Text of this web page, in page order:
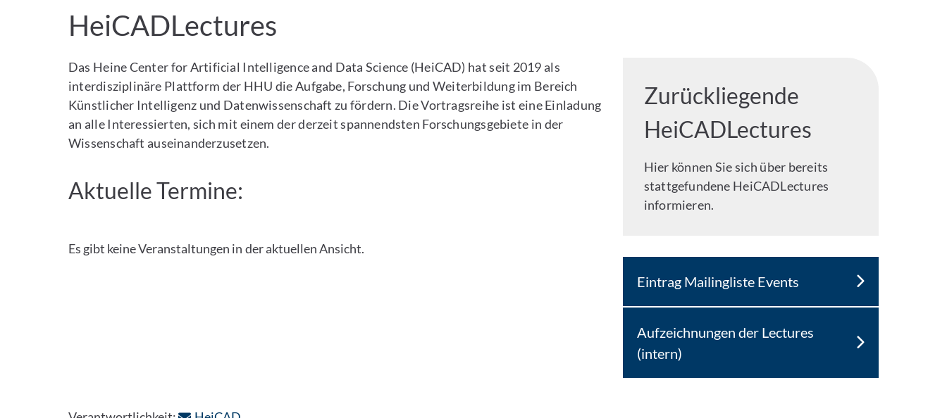
HeiCADLectures
Das Heine Center for Artificial Intelligence and Data Science (HeiCAD) hat seit 2019 als
interdisziplinäre Plattform der HHU die Aufgabe, Forschung und Weiterbildung im Bereich
Künstlicher Intelligenz und Datenwissenschaft zu fördern. Die Vortragsreihe ist eine Einladung
an alle Interessierten, sich mit einem der derzeit spannendsten Forschungsgebiete in der
Wissenschaft auseinanderzusetzen.
Aktuelle Termine:
Es gibt keine Veranstaltungen in der aktuellen Ansicht.
Zurückliegende
HeiCADLectures
Hier können Sie sich über bereits
stattgefundene HeiCADLectures
informieren.
Eintrag Mailingliste Events
Aufzeichnungen der Lectures
(intern)